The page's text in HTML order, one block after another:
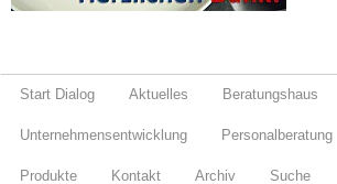
Start Dialog Aktuelles Beratungshaus
Unternehmensentwicklung Personalberatung
Produkte Kontakt Archiv Suche